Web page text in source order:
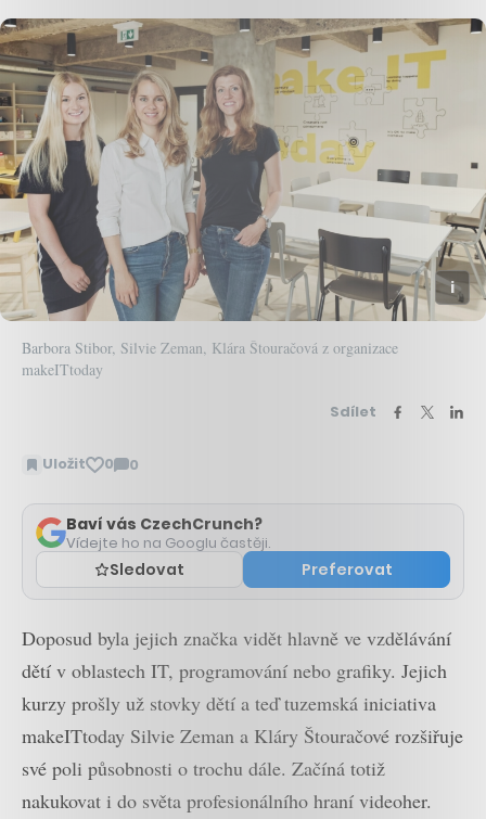
Barbora Stibor, Silvie Zeman, Klára Štouračová z organizace
makeITtoday
Sdílet
Uložit 0 0
Zobrazit
Baví vás CzechCrunch?
Vídejte ho na Googlu častěji.
Sledovat Preferovat
Doposud byla jejich značka vidět hlavně ve vzdělávání
dětí v oblastech IT, programování nebo grafiky. Jejich
kurzy prošly už stovky dětí a teď tuzemská iniciativa
makeITtoday Silvie Zeman a Kláry Štouračové rozšiřuje
své poli působnosti o trochu dále. Začíná totiž
nakukovat i do světa profesionálního hraní videoher.